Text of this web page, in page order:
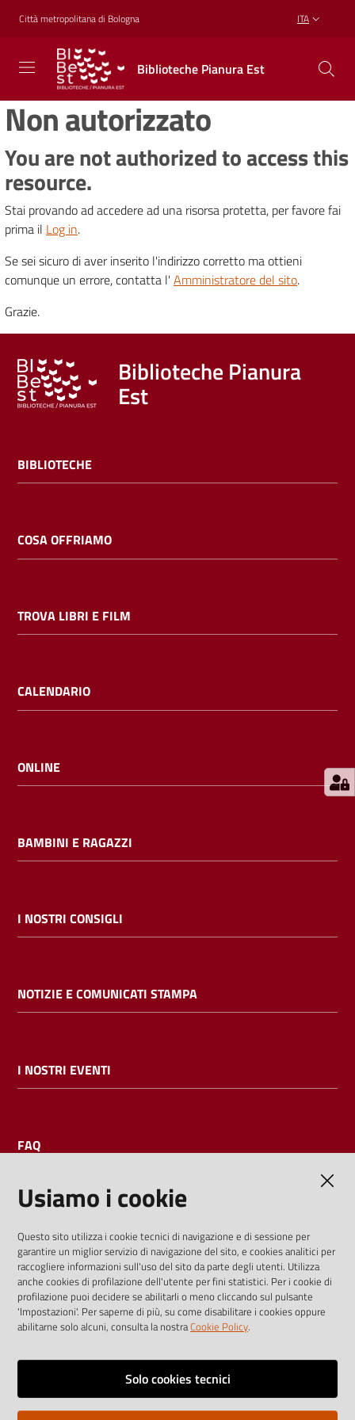
Vai al contenuto
Vai alla navigazione
Vai al footer
Città metropolitana di Bologna ITA
Biblioteche Pianura Est
Biblioteche
Pianura
Est
CONOSCERE,
CREARE,
Biblioteche
Cosa
offriamo
Trova
libri
e
film
Calendario
i
cataloghi
bibliotecario
Non autorizzato
You are not authorized to access this
resource.
Stai provando ad accedere ad una risorsa protetta, per favore fai
prima il Log in.
Se sei sicuro di aver inserito l'indirizzo corretto ma ottieni
comunque un errore, contatta l' Amministratore del sito.
Grazie.
Biblioteche Pianura
Est
BIBLIOTECHE
COSA OFFRIAMO
TROVA LIBRI E FILM
CALENDARIO
ONLINE
BAMBINI E RAGAZZI
I NOSTRI CONSIGLI
NOTIZIE E COMUNICATI STAMPA
I NOSTRI EVENTI
FAQ
I dati personali pubblicati sono riutilizzabili solo alle condizioni
previste dalla direttiva comunitaria 2003/98/CE e dal d.lgs.
36/2006
Vai alla pagina
Note legali
Usiamo i cookie
Questo sito utilizza i cookie tecnici di navigazione e di sessione per
garantire un miglior servizio di navigazione del sito, e cookies analitici per
raccogliere informazioni sull'uso del sito da parte degli utenti. Utilizza
anche cookies di profilazione dell'utente per fini statistici. Per i cookie di
profilazione puoi decidere se abilitarli o meno cliccando sul pulsante
'Impostazioni'. Per saperne di più, su come disabilitare i cookies oppure
abilitarne solo alcuni, consulta la nostraCookie Policy.
Solo cookies tecnici